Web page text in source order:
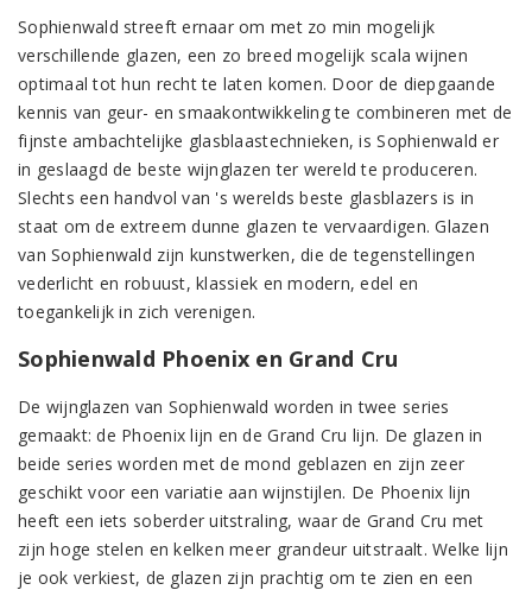
Sophienwald streeft ernaar om met zo min mogelijk
verschillende glazen, een zo breed mogelijk scala wijnen
optimaal tot hun recht te laten komen. Door de diepgaande
kennis van geur- en smaakontwikkeling te combineren met de
fijnste ambachtelijke glasblaastechnieken, is Sophienwald er
in geslaagd de beste wijnglazen ter wereld te produceren.
Slechts een handvol van 's werelds beste glasblazers is in
staat om de extreem dunne glazen te vervaardigen. Glazen
van Sophienwald zijn kunstwerken, die de tegenstellingen
vederlicht en robuust, klassiek en modern, edel en
toegankelijk in zich verenigen.
Sophienwald Phoenix en Grand Cru
De wijnglazen van Sophienwald worden in twee series
gemaakt: de Phoenix lijn en de Grand Cru lijn. De glazen in
beide series worden met de mond geblazen en zijn zeer
geschikt voor een variatie aan wijnstijlen. De Phoenix lijn
heeft een iets soberder uitstraling, waar de Grand Cru met
zijn hoge stelen en kelken meer grandeur uitstraalt. Welke lijn
je ook verkiest, de glazen zijn prachtig om te zien en een